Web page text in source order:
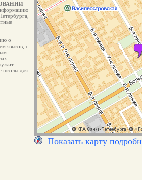
о
языков, с
школы для
Показать карту